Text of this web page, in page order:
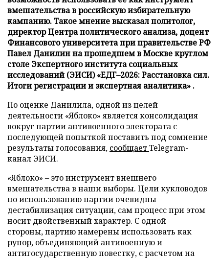
вмешательства в российскую избирательную
кампанию. Такое мнение высказал политолог,
директор Центра политического анализа, доцент
Финансового университета при правительстве РФ
Павел Данилин на прошедшем в Москве круглом
столе Экспертного института социальных
исследований (ЭИСИ) «ЕДГ–2026: Расстановка сил.
Итоги регистрации и экспертная аналитика» .
По оценке Данилила, одной из целей
деятельности «Яблоко» является консолидация
вокруг партии антивоенного электората с
последующей попыткой поставить под сомнение
результаты голосования, сообщаетTelegram-
канал ЭИСИ.
«Яблоко» – это инструмент внешнего
вмешательства в наши выборы. Цели кукловодов
по использованию партии очевидны –
дестабилизация ситуации, сам процесс при этом
носит двойственный характер. С одной
стороны, партию намерены использовать как
рупор, объединяющий антивоенную и
антигосударственную повестку, с расчетом на